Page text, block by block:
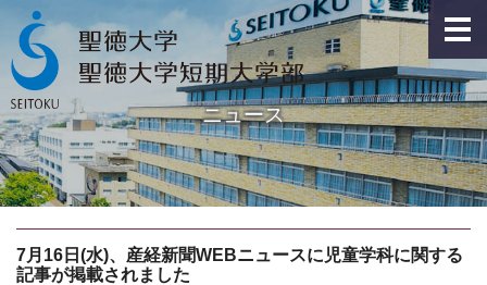
ニュース
7月16日(水)、産経新聞WEBニュースに児童学科に関する
記事が掲載されました